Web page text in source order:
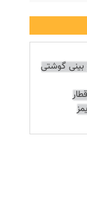
بینی گوشتی